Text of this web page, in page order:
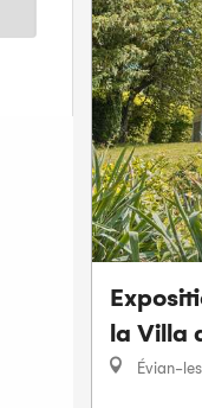
la Villa
Évian-